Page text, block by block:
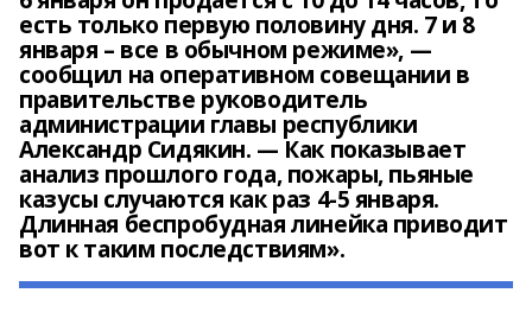
есть только первую половину дня. 7 и 8
января – все в обычном режиме», —
сообщил на оперативном совещании в
правительстве руководитель
администрации главы республики
Александр Сидякин. — Как показывает
анализ прошлого года, пожары, пьяные
казусы случаются как раз 4-5 января.
Длинная беспробудная линейка приводит
вот к таким последствиям».